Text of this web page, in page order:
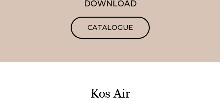
DOWNLOAD
CATALOGUE
Kos Air